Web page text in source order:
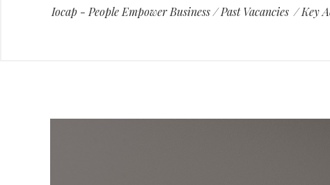
Iocap - People Empower Business/Past Vacancies /Key